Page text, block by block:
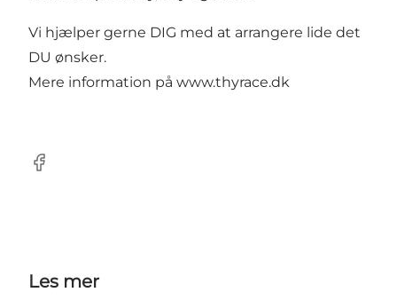
Vi hjælper gerne DIG med at arrangere lide det
DU ønsker.
Mere information på www.thyrace.dk
Facebook
Les mer